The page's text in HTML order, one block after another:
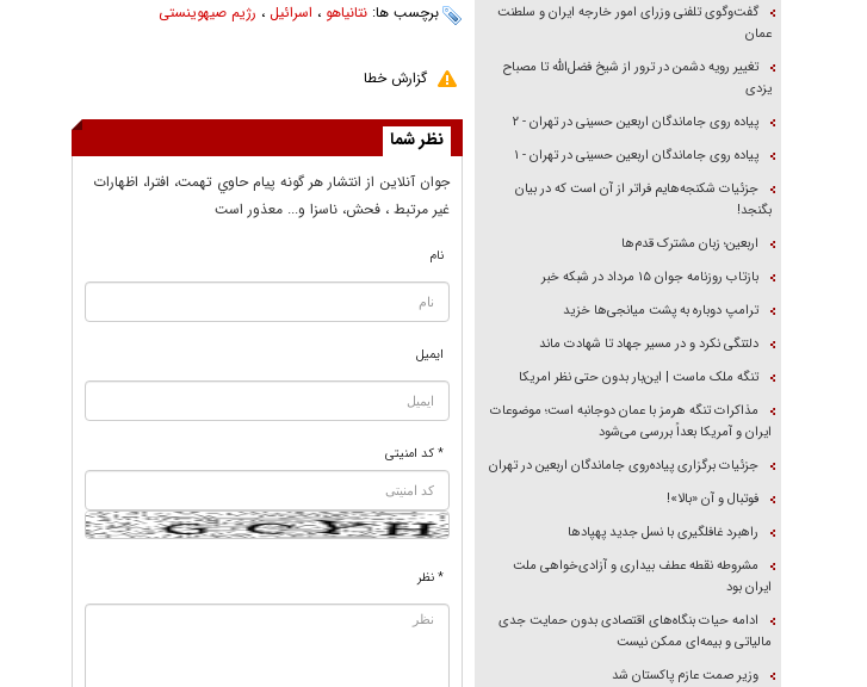
برچسب ها: نتانیاهو ، اسرائیل ، رژیم صیهوینستی
گزارش خطا
نظر شما
جوان آنلاين از انتشار هر گونه پيام حاوي تهمت، افترا، اظهارات
غير مرتبط ، فحش، ناسزا و... معذور است
نام
ایمیل
* کد امنیتی
* نظر
گفت‌وگوی تلفنی وزرای امور خارجه ایران و سلطنت
عمان
تغییر رویه دشمن در ترور از شیخ فضل‌الله تا مصباح
یزدی
پیاده روی جاماندگان اربعین حسینی در تهران - ۲
پیاده روی جاماندگان اربعین حسینی در تهران - ۱
جزئیات شکنجه‌هایم فراتر از آن است که در بیان
بگنجد!
اربعین؛ زبان مشترک قدم‌ها
بازتاب روزنامه جوان ۱۵ مرداد در شبکه خبر
ترامپ دوباره به پشت میانجی‌ها خزید
دلتنگی نکرد و در مسیر جهاد تا شهادت ماند
تنگه ملک ماست | این‌بار بدون حتی نظر امریکا
مذاکرات تنگه هرمز با عمان دوجانبه است؛ موضوعات
ایران و آمریکا بعداً بررسی می‌شود
جزئیات برگزاری پیاده‌روی جاماندگان اربعین در تهران
فوتبال و آن «بالا»!
راهبرد غافلگیری با نسل جدید پهپاد‌ها
مشروطه نقطه عطف بیداری و آزادی‌خواهی ملت
ایران بود
ادامه حیات بنگاه‌های اقتصادی بدون حمایت جدی
مالیاتی و بیمه‌ای ممکن نیست
وزیر صمت عازم پاکستان شد